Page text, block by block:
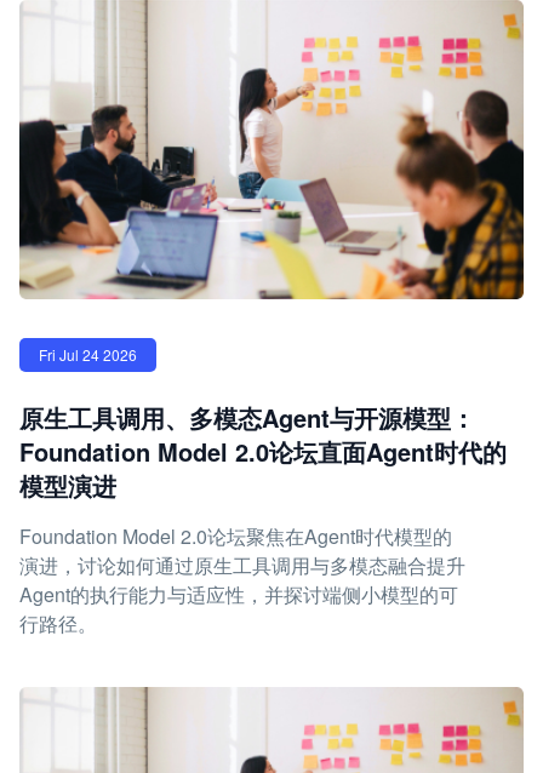
Fri Jul 24 2026
原生工具调用、多模态Agent与开源模型：
Foundation Model 2.0论坛直面Agent时代的
模型演进
Foundation Model 2.0论坛聚焦在Agent时代模型的
演进，讨论如何通过原生工具调用与多模态融合提升
Agent的执行能力与适应性，并探讨端侧小模型的可
行路径。